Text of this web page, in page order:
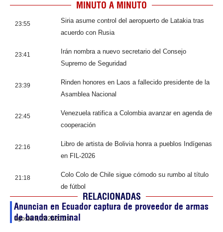
MINUTO A MINUTO
23:55
Siria asume control del aeropuerto de Latakia tras
acuerdo con Rusia
23:41
Irán nombra a nuevo secretario del Consejo
Supremo de Seguridad
23:39
Rinden honores en Laos a fallecido presidente de la
Asamblea Nacional
22:45
Venezuela ratifica a Colombia avanzar en agenda de
cooperación
22:16
Libro de artista de Bolivia honra a pueblos Indígenas
en FIL-2026
21:18
Colo Colo de Chile sigue cómodo su rumbo al título
de fútbol
RELACIONADAS
Anuncian en Ecuador captura de proveedor de armas
de banda criminal
agosto 9, 202620:15